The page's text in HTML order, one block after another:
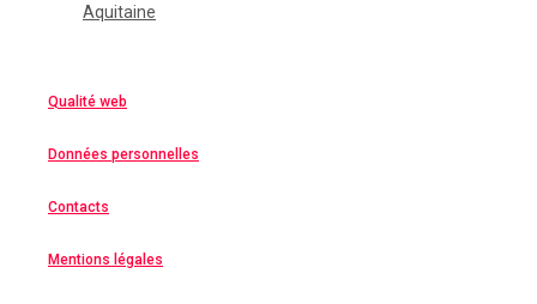
Aquitaine
Qualité web
Données personnelles
Contacts
Mentions légales